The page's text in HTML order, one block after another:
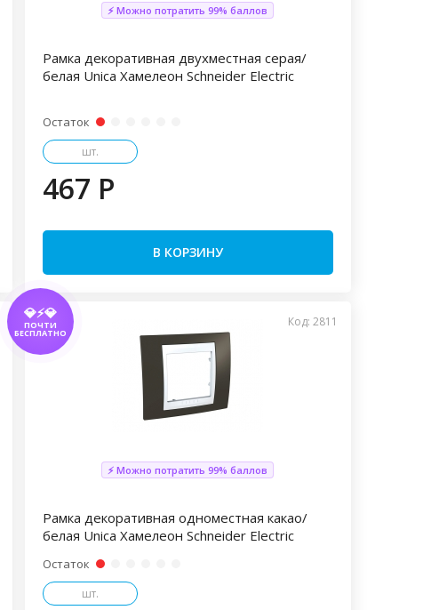
⚡ Можно потратить 99% баллов
Рамка декоративная двухместная серая/
белая Unica Хамелеон Schneider Electric
Остаток
шт.
467 P
В КОРЗИНУ
💎⚡💎
ПОЧТИ
БЕСПЛАТНО
Код: 2811
⚡ Можно потратить 99% баллов
Рамка декоративная одноместная какао/
белая Unica Хамелеон Schneider Electric
Остаток
шт.